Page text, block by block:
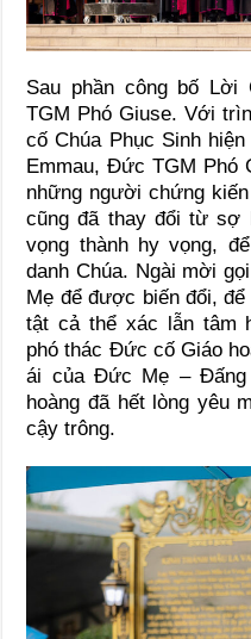
Sau phần công bố
TGM Phó Giuse. Với
cố Chúa Phục Sinh
Emmau, Đức TGM Phó
những người chứng
cũng đã thay đổi từ sợ
vọng thành hy vọng,
danh Chúa. Ngài mời
Mẹ để được biến đổi,
tật cả thể xác lẫn tâm
phó thác Đức cố Giáo
ái của Đức Mẹ –
hoàng đã hết lòng yêu
cậy trông.